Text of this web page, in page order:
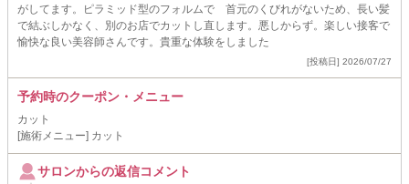
がしてます。ピラミッド型のフォルムで 首元のくびれがないため、長い髪
で結ぶしかなく、別のお店でカットし直します。悪しからず。楽しい接客で
愉快な良い美容師さんです。貴重な体験をしました
[投稿日] 2026/07/27
予約時のクーポン・メニュー
カット
[施術メニュー] カット
サロンからの返信コメント